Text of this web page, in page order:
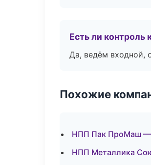
Есть ли контроль
Да, ведём входной,
Похожие
НПП Пак ПроМаш —
НПП Металлика